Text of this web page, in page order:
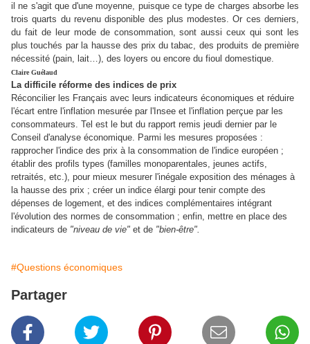
il ne s'agit que d'une moyenne, puisque ce type de charges absorbe les
trois quarts du revenu disponible des plus modestes. Or ces derniers,
du fait de leur mode de consommation, sont aussi ceux qui sont les
plus touchés par la hausse des prix du tabac, des produits de première
nécessité (pain, lait…), des loyers ou encore du fioul domestique.
Claire Guélaud
La difficile réforme des indices de prix
Réconcilier les Français avec leurs indicateurs économiques et réduire
l'écart entre l'inflation mesurée par l'Insee et l'inflation perçue par les
consommateurs. Tel est le but du rapport remis jeudi dernier par le
Conseil d'analyse économique. Parmi les mesures proposées :
rapprocher l'indice des prix à la consommation de l'indice européen ;
établir des profils types (familles monoparentales, jeunes actifs,
retraités, etc.), pour mieux mesurer l'inégale exposition des ménages à
la hausse des prix ; créer un indice élargi pour tenir compte des
dépenses de logement, et des indices complémentaires intégrant
l'évolution des normes de consommation ; enfin, mettre en place des
indicateurs de "niveau de vie" et de "bien-être".
#Questions économiques
Partager